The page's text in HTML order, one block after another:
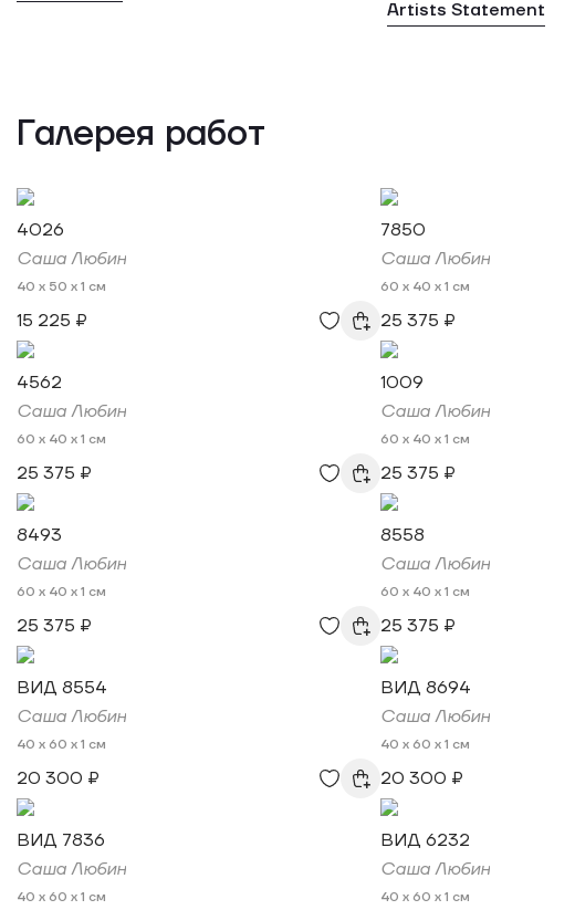
Artists Statement
Галерея работ
4026
Саша Любин
40 x 50 x 1 см
15 225 ₽
4562
Саша Любин
60 x 40 x 1 см
25 375 ₽
8493
Саша Любин
60 x 40 x 1 см
25 375 ₽
ВИД 8554
Саша Любин
40 x 60 x 1 см
20 300 ₽
ВИД 7836
Саша Любин
40 x 60 x 1 см
7850
Саша Любин
60 x 40 x 1 см
25 375 ₽
1009
Саша Любин
60 x 40 x 1 см
25 375 ₽
8558
Саша Любин
60 x 40 x 1 см
25 375 ₽
ВИД 8694
Саша Любин
40 x 60 x 1 см
20 300 ₽
ВИД 6232
Саша Любин
40 x 60 x 1 см